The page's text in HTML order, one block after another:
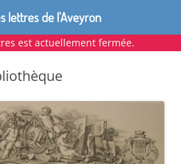
est actuellement fermée.
lettres de l'Aveyron